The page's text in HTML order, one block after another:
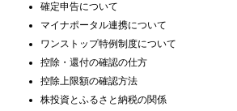
確定申告について
マイナポータル連携について
ワンストップ特例制度について
控除・還付の確認の仕方
控除上限額の確認方法
株投資とふるさと納税の関係